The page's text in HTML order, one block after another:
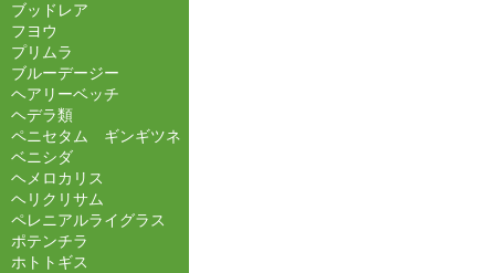
ブッドレア
フヨウ
プリムラ
ブルーデージー
ヘアリーベッチ
ヘデラ類
ペニセタム ギンギツネ
ベニシダ
ヘメロカリス
ヘリクリサム
ペレニアルライグラス
ポテンチラ
ホトトギス